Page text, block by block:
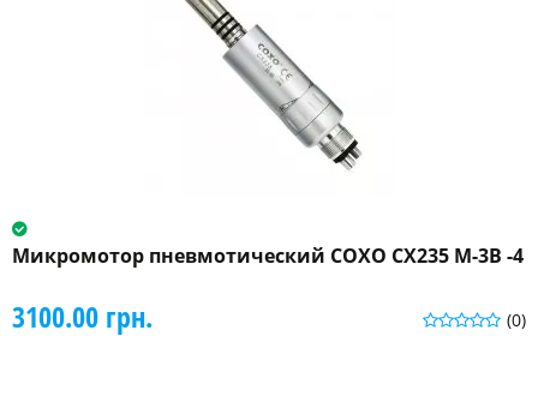
Микромотор пневмотический COXO CX235 M-3B -4
(0)
3100.00 грн.